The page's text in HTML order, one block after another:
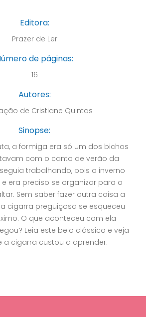
Editora:
Prazer de Ler
de páginas:
16
Autores:
de Cristiane Quintas
Sinopse:
a formiga era só um dos bichos
com o canto de verão da
trabalhando, pois o inverno
era preciso se organizar para o
Sem saber fazer outra coisa a
cigarra preguiçosa se esqueceu
O que aconteceu com ela
Leia este belo clássico e veja
a cigarra custou a aprender.